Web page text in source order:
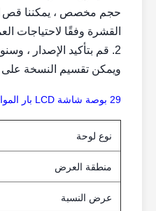
حجم مخصص ، يمكننا قص
القشرة وفقًا لاحتياجات
2. قم بتأكيد الإصدار ،
ويمكن تقسيم النسخة على
29 بوصة شاشة LCD بار المواصفات:
نوع لوحة
منطقة العرض
عرض النسبة